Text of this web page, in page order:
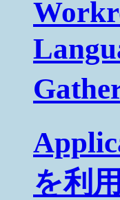
を利